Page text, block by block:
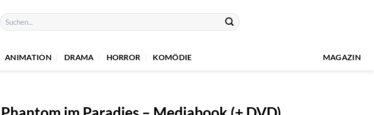
Suchen
nach:
ANIMATION DRAMA HORROR KOMÖDIE MAGAZIN